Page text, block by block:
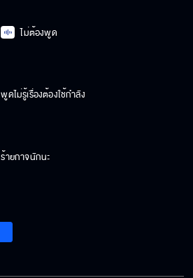
ไม่ต้องพูด
พูดไม่รู้เรื่องต้องใช้กำลัง
ร้ายกาจนักนะ